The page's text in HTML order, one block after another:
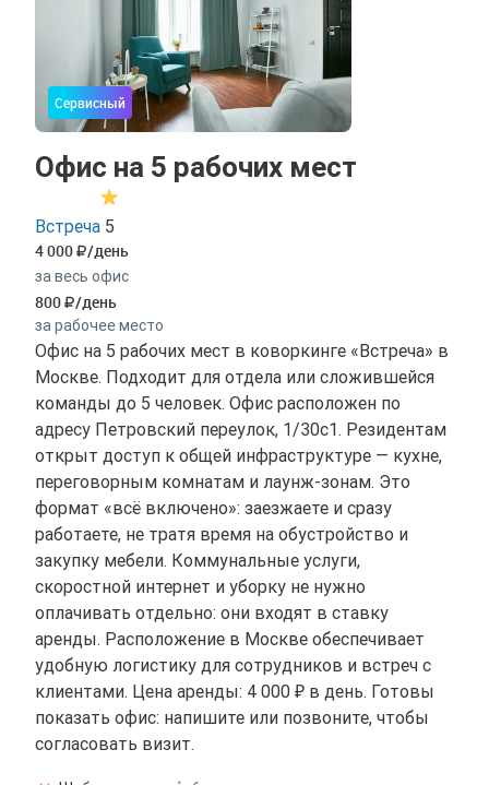
Сервисный
Офис на 5 рабочих мест
Встреча 5
4 000 /день
за весь офис
800 /день
за рабочее место
Офис на 5 рабочих мест в коворкинге «Встреча» в
Москве. Подходит для отдела или сложившейся
команды до 5 человек. Офис расположен по
адресу Петровский переулок, 1/30с1. Резидентам
открыт доступ к общей инфраструктуре — кухне,
переговорным комнатам и лаунж-зонам. Это
формат «всё включено»: заезжаете и сразу
работаете, не тратя время на обустройство и
закупку мебели. Коммунальные услуги,
скоростной интернет и уборку не нужно
оплачивать отдельно: они входят в ставку
аренды. Расположение в Москве обеспечивает
удобную логистику для сотрудников и встреч с
клиентами. Цена аренды: 4 000 ₽ в день. Готовы
показать офис: напишите или позвоните, чтобы
согласовать визит.